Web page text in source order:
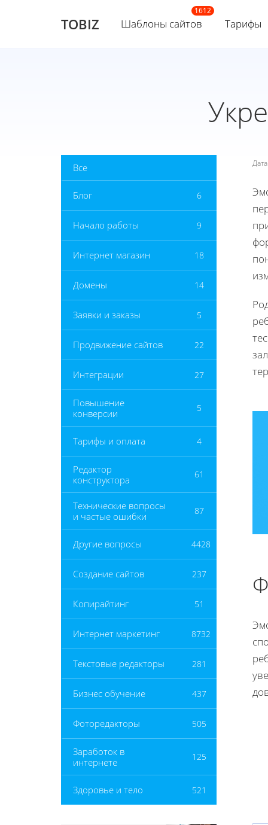
TOBIZ Шаблоны сайтов Тарифы
Все
Блог 6
Начало работы 9
Интернет магазин 18
Домены 14
Заявки и заказы 5
Продвижение сайтов 22
Интеграции 27
Повышение
конверсии
5
Тарифы и оплата 4
Редактор
конструктора
61
Технические вопросы
и частые ошибки
87
Другие вопросы 4428
Создание сайтов 237
Копирайтинг 51
Интернет маркетинг 8732
Текстовые редакторы 281
Бизнес обучение 437
Фоторедакторы 505
Заработок в
интернете
125
Здоровье и тело 521